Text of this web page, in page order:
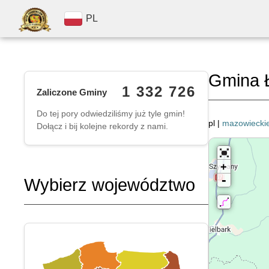
PL
Zaliczone Gminy 1 332 726
Do tej pory odwiedziliśmy już tyle gmin!
Dołącz i bij kolejne rekordy z nami.
Wybierz województwo
Gmina
pl |
+
-